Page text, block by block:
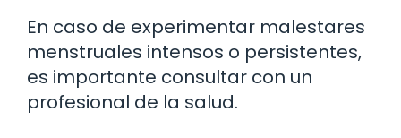
En caso de experimentar malestares
menstruales intensos o persistentes,
es importante consultar con un
profesional de la salud.